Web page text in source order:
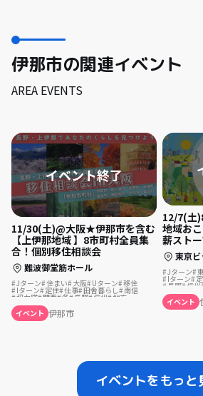
伊那市の関連イベント
AREA EVENTS
11/30(土)@大阪★伊那市を含む
【上伊那地域 】8市町村全員集
合！個別移住相談会
難波御堂筋ホール
Jターン 住まい 大阪 Uターン 移住
Iターン 定住 仕事 田舎暮らし 南信
協力隊 関西 冬 長野 信州 地方
イベント 伊那市
12/7(土
地域お
薪スト
東京
Jターン
Iターン
長野 信州
イベント
イベントをもっと